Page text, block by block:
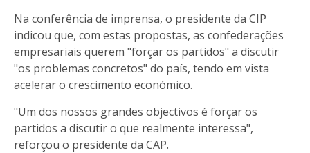
Na conferência de imprensa, o presidente da CIP
indicou que, com estas propostas, as confederações
empresariais querem "forçar os partidos" a discutir
"os problemas concretos" do país, tendo em vista
acelerar o crescimento económico.
"Um dos nossos grandes objectivos é forçar os
partidos a discutir o que realmente interessa",
reforçou o presidente da CAP.